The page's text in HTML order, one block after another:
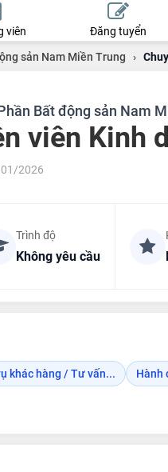
viên Đăng tuyển
sản Nam Miền Trung ›
Bất động sản Nam
viên Kinh
2026
Trình độ
Không yêu cầu
khác hàng / Tư vấn...
Hành